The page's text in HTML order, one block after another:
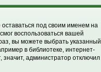
под своим именем на
воспользоваться вашей
вы можете выбрать указанный
в библиотеке, интернет-
значит, администратор отключил